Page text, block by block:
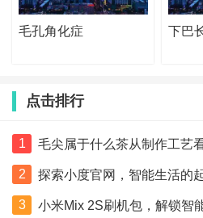
毛孔角化症 下巴
点击排行
1 毛尖属于什么茶从制作工艺
2 探索小度官网，智能生活的
3 小米Mix 2S刷机包，解锁智